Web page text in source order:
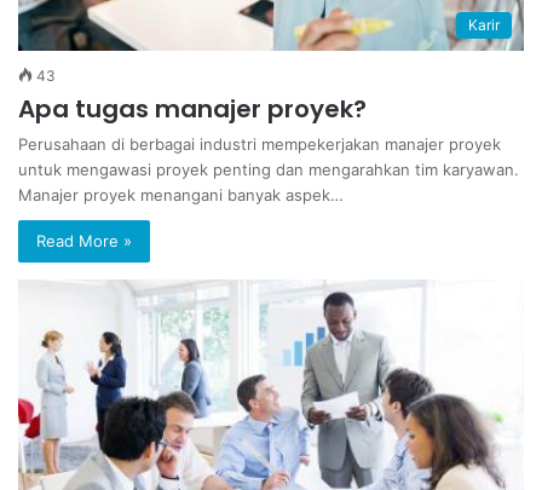
Karir
43
Apa tugas manajer proyek?
Perusahaan di berbagai industri mempekerjakan manajer proyek
untuk mengawasi proyek penting dan mengarahkan tim karyawan.
Manajer proyek menangani banyak aspek…
Read More »